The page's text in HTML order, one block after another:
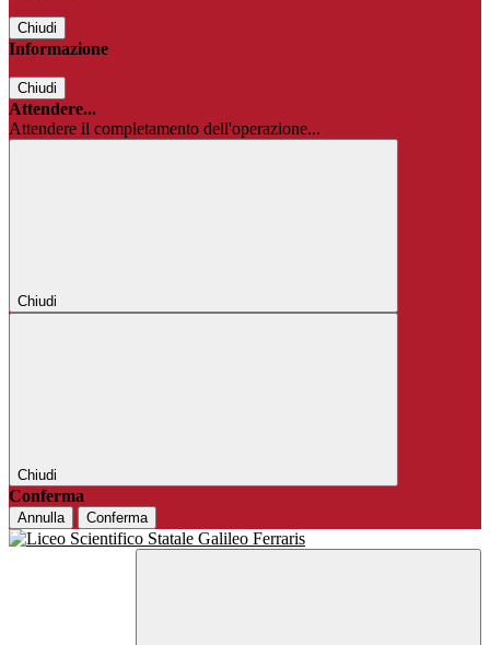
Chiudi
Informazione
Chiudi
Attendere...
Attendere il completamento dell'operazione...
Chiudi
Chiudi
Conferma
Annulla Conferma